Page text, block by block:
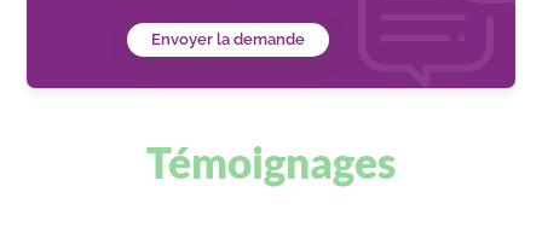
Envoyer la demande
Témoignages